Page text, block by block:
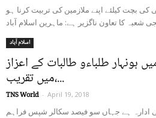
کی بچت کیلئے اپنے ملازمین کی تربیت کرنا ہو
اسلام آباد
ہونہار طلباءو طالبات کے اعزاز
میں تقریب،...
TNS World - April 19, 2018
ادارہ ہے جہاں سو فیصد سکالر شپس فراہم